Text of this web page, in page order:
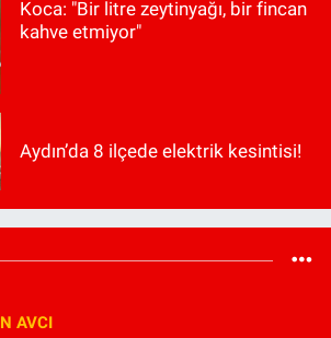
Koca: "Bir litre zeytinyağı, bir fincan
kahve etmiyor"
Aydın’da 8 ilçede elektrik kesintisi!
AVCI